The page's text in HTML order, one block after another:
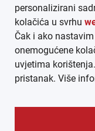
personalizirani
kolačića u svrhu
Čak i ako
onemogućene
uvjetima korištenja.
pristanak. Više